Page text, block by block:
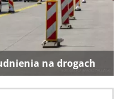
na drogach